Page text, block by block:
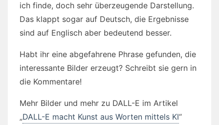
ich finde, doch sehr überzeugende Darstellung.
Das klappt sogar auf Deutsch, die Ergebnisse
sind auf Englisch aber bedeutend besser.
Habt ihr eine abgefahrene Phrase gefunden, die
interessante Bilder erzeugt? Schreibt sie gern in
die Kommentare!
Mehr Bilder und mehr zu DALL-E im Artikel
„DALL-E macht Kunst aus Worten mittels KI“